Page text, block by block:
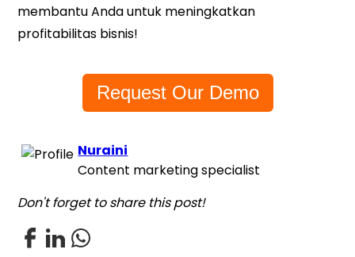
membantu Anda untuk meningkatkan
profitabilitas bisnis!
Request Our Demo
Nuraini
Content marketing specialist
Don't forget to share this post!